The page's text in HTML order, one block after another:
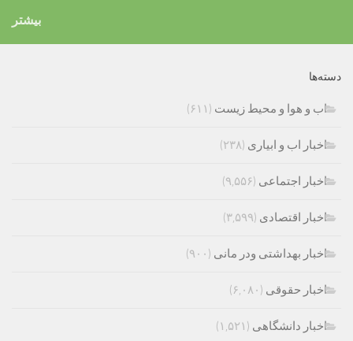
بیشتر
دسته‌ها
اب و هوا و محیط زیست (۶۱۱)
اخبار اب و ابیاری (۲۳۸)
اخبار اجتماعی (۹,۵۵۶)
اخبار اقتصادی (۳,۵۹۹)
اخبار بهداشتی ودر مانی (۹۰۰)
اخبار حقوقی (۶,۰۸۰)
اخبار دانشگاهی (۱,۵۲۱)